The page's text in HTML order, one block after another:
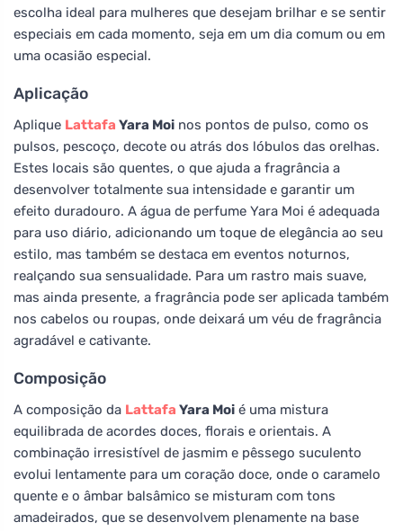
escolha ideal para mulheres que desejam brilhar e se sentir
especiais em cada momento, seja em um dia comum ou em
uma ocasião especial.
Aplicação
Aplique Lattafa Yara Moi nos pontos de pulso, como os
pulsos, pescoço, decote ou atrás dos lóbulos das orelhas.
Estes locais são quentes, o que ajuda a fragrância a
desenvolver totalmente sua intensidade e garantir um
efeito duradouro. A água de perfume Yara Moi é adequada
para uso diário, adicionando um toque de elegância ao seu
estilo, mas também se destaca em eventos noturnos,
realçando sua sensualidade. Para um rastro mais suave,
mas ainda presente, a fragrância pode ser aplicada também
nos cabelos ou roupas, onde deixará um véu de fragrância
agradável e cativante.
Composição
A composição da Lattafa Yara Moi é uma mistura
equilibrada de acordes doces, florais e orientais. A
combinação irresistível de jasmim e pêssego suculento
evolui lentamente para um coração doce, onde o caramelo
quente e o âmbar balsâmico se misturam com tons
amadeirados, que se desenvolvem plenamente na base